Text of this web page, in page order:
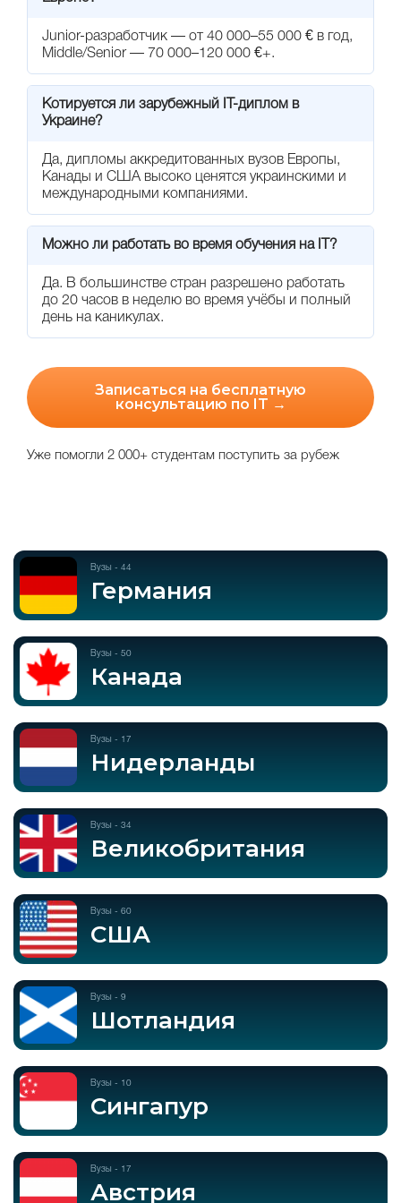
Junior-разработчик — от 40 000–55 000 € в год,
Middle/Senior — 70 000–120 000 €+.
Котируется ли зарубежный IT-диплом в
Украине?
Да, дипломы аккредитованных вузов Европы,
Канады и США высоко ценятся украинскими и
международными компаниями.
Можно ли работать во время обучения на IT?
Да. В большинстве стран разрешено работать
до 20 часов в неделю во время учёбы и полный
день на каникулах.
Записаться на бесплатную
консультацию по IT →
Уже помогли 2 000+ студентам поступить за рубеж
Вузы - 44
Германия
Вузы - 50
Канада
Вузы - 17
Нидерланды
Вузы - 34
Великобритания
Вузы - 60
США
Вузы - 9
Шотландия
Вузы - 10
Сингапур
Вузы - 17
Австрия